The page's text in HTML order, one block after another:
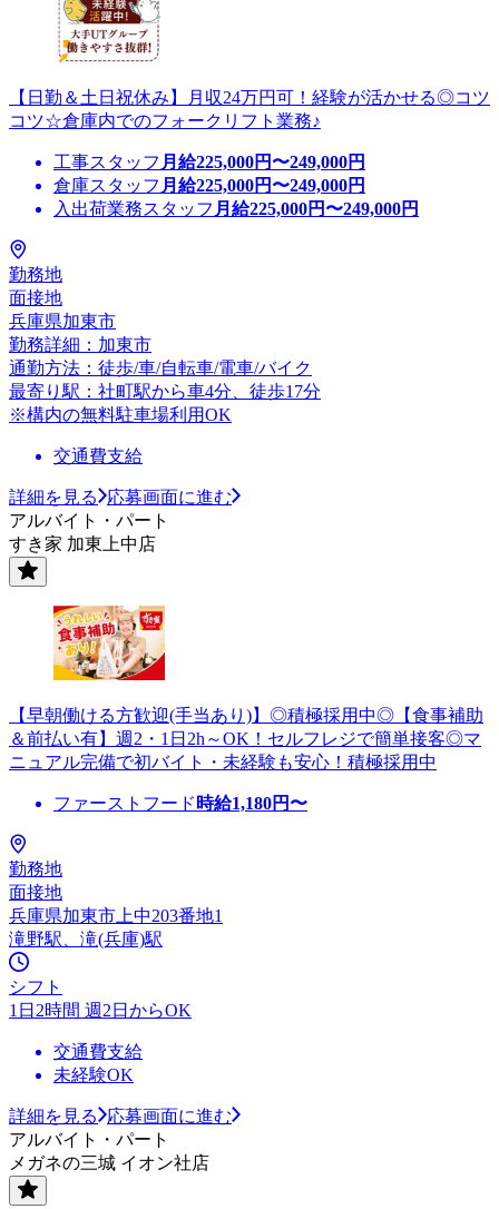
【日勤＆土日祝休み】月収24万円可！経験が活かせる◎コツ
コツ☆倉庫内でのフォークリフト業務♪
工事スタッフ 月給225,000円〜249,000円
倉庫スタッフ 月給225,000円〜249,000円
入出荷業務スタッフ 月給225,000円〜249,000円
勤務地
面接地
兵庫県加東市
勤務詳細：加東市
通勤方法：徒歩/車/自転車/電車/バイク
最寄り駅：社町駅から車4分、徒歩17分
※構内の無料駐車場利用OK
交通費支給
詳細を見る
応募画面に進む
アルバイト・パート
すき家 加東上中店
【早朝働ける方歓迎(手当あり)】◎積極採用中◎【食事補助
＆前払い有】週2・1日2h～OK！セルフレジで簡単接客◎マ
ニュアル完備で初バイト・未経験も安心！積極採用中
ファーストフード 時給1,180円〜
勤務地
面接地
兵庫県加東市上中203番地1
滝野駅、滝(兵庫)駅
シフト
1日2時間 週2日からOK
交通費支給
未経験OK
詳細を見る
応募画面に進む
アルバイト・パート
メガネの三城 イオン社店